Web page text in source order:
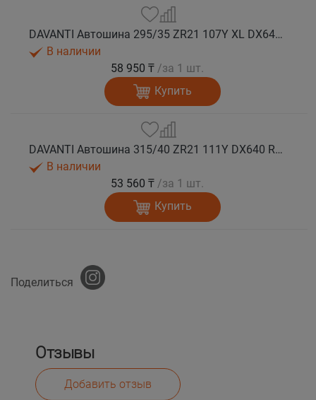
DAVANTI Автошина 295/35 ZR21 107Y XL DX640 RPR лето
В наличии
58 950 ₸ /за 1 шт.
Купить
DAVANTI Автошина 315/40 ZR21 111Y DX640 RPR лето
В наличии
53 560 ₸ /за 1 шт.
Купить
Поделиться
Отзывы
Добавить отзыв